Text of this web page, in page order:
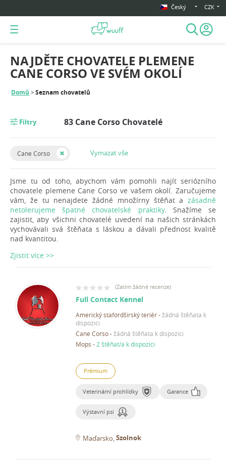
Český CZK
Domů Seznam chovatelů
NAJDĚTE CHOVATELE PLEMENE
CANE CORSO VE SVÉM OKOLÍ
Filtry 83 Cane Corso Chovatelé
Cane Corso Vymazat vše
Jsme tu od toho, abychom vám pomohli najít seriózního
chovatele plemene Cane Corso ve vašem okolí. Zaručujeme
vám, že tu nenajdete žádné množírny štěňat a zásadně
netolerujeme špatné chovatelské praktiky. Snažíme se
zajistit, aby všichni chovatelé uvedení na našich stránkách
vychovávali svá štěňata s láskou a dávali přednost kvalitě
nad kvantitou.
Zjistit více >>
(Zatím žádné recenze)
Full Contact Kennel
Americký stafordširský teriér-žádná štěňata k
dispozici
Cane Corso-žádná štěňata k dispozici
Mops - 2 štěňat/a k dispozici
Prémium
Veterinární prohlídky Garance
Výstavní psi
Maďarsko Szolnok